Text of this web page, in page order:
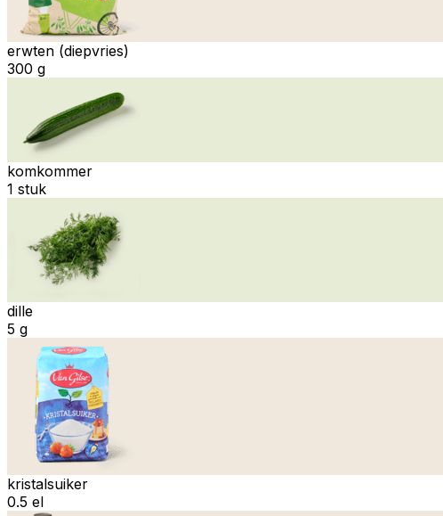
erwten (diepvries)
300 g
komkommer
1 stuk
dille
5 g
kristalsuiker
0.5 el